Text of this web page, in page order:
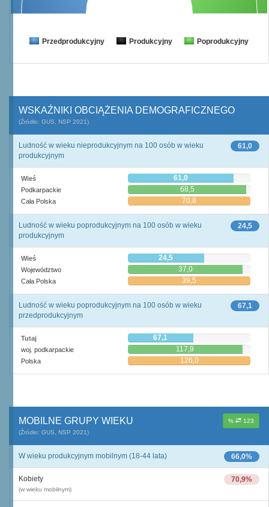
Przedprodukcyjny Produkcyjny Poprodukcyjny
WSKAŹNIKI OBCIĄŻENIA DEMOGRAFICZNEGO
(Źródło: GUS, NSP 2021)
61,0
Ludność w wieku nieprodukcyjnym na 100 osób w wieku
produkcyjnym
Wieś 61,0
Podkarpackie 68,5
Cała Polska 70,8
24,5
Ludność w wieku poprodukcyjnym na 100 osób w wieku
produkcyjnym
Wieś 24,5
Województwo 37,0
Cała Polska 39,5
67,1
Ludność w wieku poprodukcyjnym na 100 osób w wieku
przedprodukcyjnym
Tutaj 67,1
woj. podkarpackie 117,9
Polska 126,0
% 123
MOBILNE GRUPY WIEKU
(Źródło: GUS, NSP 2021)
66,0%
W wieku produkcyjnym mobilnym (18-44 lata)
70,9%
Kobiety
(w wieku mobilnym)